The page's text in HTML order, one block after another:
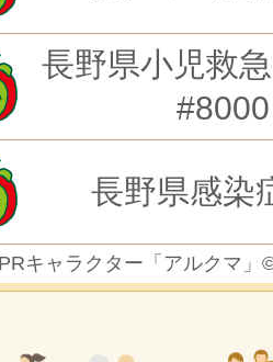
長野県小児救
#8000
長野県感染
キャラクター「アルクマ」